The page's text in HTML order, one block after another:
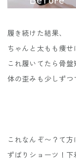
履き続けた結果、
ちゃんと太もも痩
これ履いてたら骨盤
体の歪みも少しずつ
これなんぞ〜？て
ずばりショーツ！